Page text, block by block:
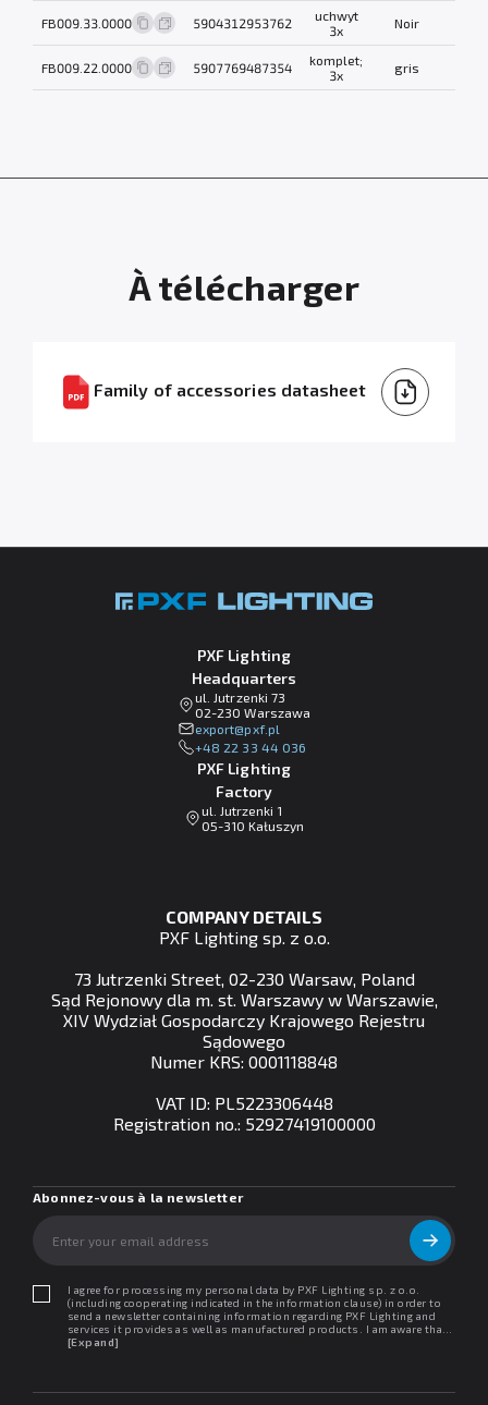
FB009.33.0000 5904312953762
uchwyt
3x
Noir
FB009.22.0000 5907769487354
komplet;
3x
gris
À télécharger
Family of accessories datasheet
PXF Lighting
Headquarters
ul. Jutrzenki 73
02-230 Warszawa
lp.fxp@tropxe
+48 22 33 44 036
PXF Lighting
Factory
ul. Jutrzenki 1
05-310 Kałuszyn
COMPANY DETAILS
PXF Lighting sp. z o.o.
73 Jutrzenki Street, 02-230 Warsaw, Poland
Sąd Rejonowy dla m. st. Warszawy w Warszawie,
XIV Wydział Gospodarczy Krajowego Rejestru
Sądowego
Numer KRS: 0001118848
VAT ID: PL5223306448
Registration no.: 52927419100000
Abonnez-vous à la newsletter
I agree for processing my personal data by PXF Lighting sp. z o.o.
(including cooperating indicated in the information clause) in order to
send a newsletter containing information regarding PXF Lighting and
services it provides as well as manufactured products. I am aware that I
may withdraw my consent at any time. I declare that I have read the
[Expand]